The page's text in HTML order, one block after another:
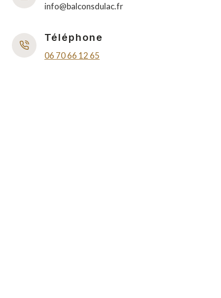
info@balconsdulac.fr
Téléphone
06 70 66 12 65